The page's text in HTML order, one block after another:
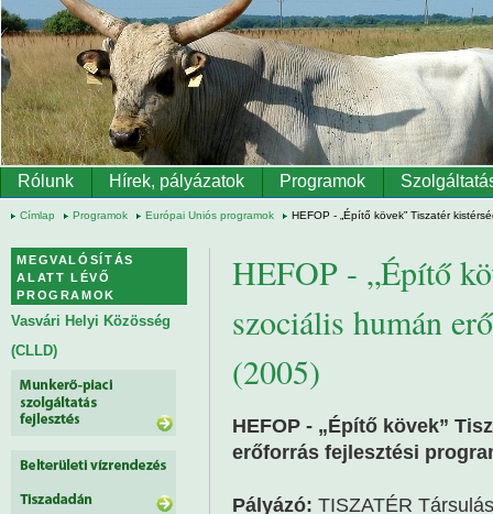
Ugrás a tartalomra
Rólunk Hírek, pályázatok Programok
Címlap Programok Európai Uniós programok HEFOP - „Építő kövek” Tiszatér
HEFOP - „Építő
szociális humán
(2005)
HEFOP - „Építő kövek”
erőforrás fejlesztési
Pályázó: TISZATÉR Társulás
MEGVALÓSÍTÁS
ALATT LÉVŐ
PROGRAMOK
Vasvári Helyi Közösség
(CLLD)